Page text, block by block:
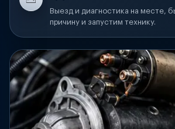
Выезд и диагностика на месте,
причину и запустим технику.